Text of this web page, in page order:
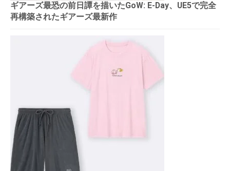
ギアーズ最恐の前日譚を描いたGoW: E-Day、UE5で完全
再構築されたギアーズ最新作